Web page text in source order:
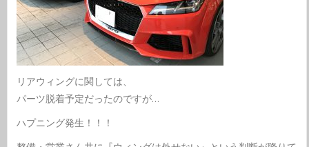
リアウィングに関しては、
パーツ脱着予定だったのですが…
ハプニング発生！！！